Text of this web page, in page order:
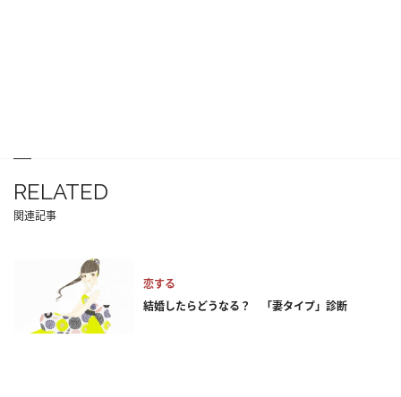
RELATED
関連記事
恋する
結婚したらどうなる？ 「妻タイプ」診断